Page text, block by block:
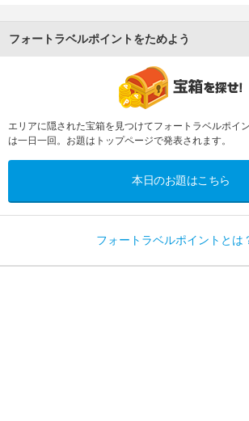
フォートラベルポイントをためよう
エリアに隠された宝箱を見つけてフォートラベルポイ
は一日一回。お題はトップページで発表されます。
本日のお題はこちら
フォートラベルポイントとは